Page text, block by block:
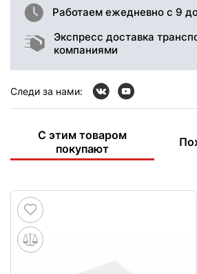
Работаем ежедневно с 9
Экспресс доставка
компаниями
Следи за нами:
С этим товаром
покупают